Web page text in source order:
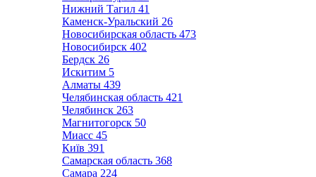
Нижний Тагил 41
Каменск-Уральский 26
Новосибирская область 473
Новосибирск 402
Бердск 26
Искитим 5
Алматы 439
Челябинская область 421
Челябинск 263
Магнитогорск 50
Миасс 45
Київ 391
Самарская область 368
Самара 224